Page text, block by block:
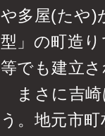
や多屋(たや)
型」の町造
等でも建立
まさに吉崎
う。地元市